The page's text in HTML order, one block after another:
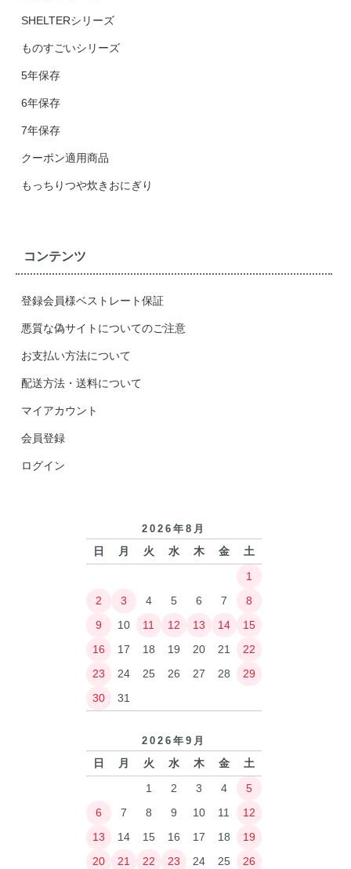
SHELTERシリーズ
ものすごいシリーズ
5年保存
6年保存
7年保存
クーポン適用商品
もっちりつや炊きおにぎり
コンテンツ
登録会員様ベストレート保証
悪質な偽サイトについてのご注意
お支払い方法について
配送方法・送料について
マイアカウント
会員登録
ログイン
2026年8月
日 月 火 水 木 金
土
1
2
3 4 5 6 7
8
9
10 11 12 13 14
15
16
17 18 19 20 21
22
23
24 25 26 27 28
29
30
31
2026年9月
日 月 火 水 木 金
土
1
2 3 4
5
6
7 8 9 10 11
12
13
14 15 16 17 18
19
20
21 22 23 24 25
26